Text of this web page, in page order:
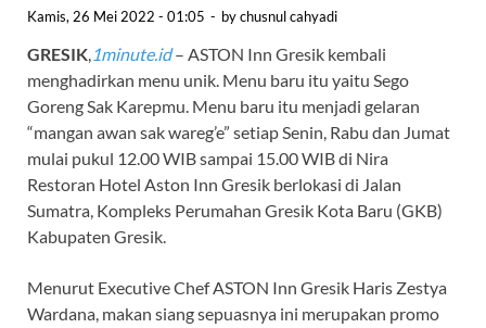
Kamis, 26 Mei 2022 - 01:05 - bychusnul cahyadi
GRESIK 1minute.id– ASTON Inn Gresik kembali
menghadirkan menu unik. Menu baru itu yaitu Sego
Goreng Sak Karepmu. Menu baru itu menjadi gelaran
“mangan awan sak wareg’e” setiap Senin, Rabu dan Jumat
mulai pukul 12.00 WIB sampai 15.00 WIB di Nira
Restoran Hotel Aston Inn Gresik berlokasi di Jalan
Sumatra, Kompleks Perumahan Gresik Kota Baru (GKB)
Kabupaten Gresik.
Menurut Executive Chef ASTON Inn Gresik Haris Zestya
Wardana, makan siang sepuasnya ini merupakan promo